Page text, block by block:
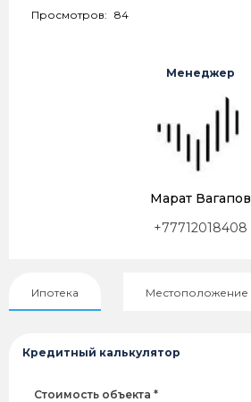
Просмотров: 84
Менеджер
Марат Вагапов
+77712018408
Ипотека Местоположение
Кредитный калькулятор
Стоимость объекта *